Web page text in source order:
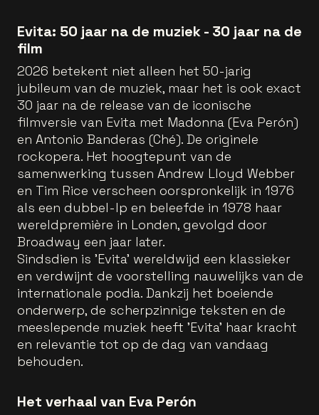
Evita: 50 jaar na de muziek - 30 jaar na de
film
2026 betekent niet alleen het 50-jarig
jubileum van de muziek, maar het is ook exact
30 jaar na de release van de iconische
filmversie van Evita met Madonna (Eva Perón)
en Antonio Banderas (Ché). De originele
rockopera. Het hoogtepunt van de
samenwerking tussen Andrew Lloyd Webber
en Tim Rice verscheen oorspronkelijk in 1976
als een dubbel-lp en beleefde in 1978 haar
wereldpremière in Londen, gevolgd door
Broadway een jaar later.
Sindsdien is 'Evita' wereldwijd een klassieker
en verdwijnt de voorstelling nauwelijks van de
internationale podia. Dankzij het boeiende
onderwerp, de scherpzinnige teksten en de
meeslepende muziek heeft 'Evita' haar kracht
en relevantie tot op de dag van vandaag
behouden.
Het verhaal van Eva Perón